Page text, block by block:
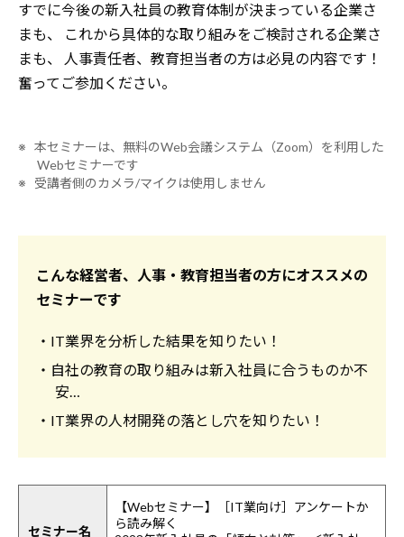
すでに今後の新入社員の教育体制が決まっている企業さ
まも、
これから具体的な取り組みをご検討される企業さ
まも、
人事責任者、教育担当者の方は必見の内容です！
奮ってご参加ください。
※ 本セミナーは、無料のWeb会議システム（Zoom）を利用した
Webセミナーです
※ 受講者側のカメラ/マイクは使用しません
こんな経営者、人事・教育担当者の方にオススメの
セミナーです
・IT業界を分析した結果を知りたい！
・自社の教育の取り組みは新入社員に合うものか不
安…
・IT業界の人材開発の落とし穴を知りたい！
セミナー名
【Webセミナー】［IT業向け］アンケートか
ら読み解く